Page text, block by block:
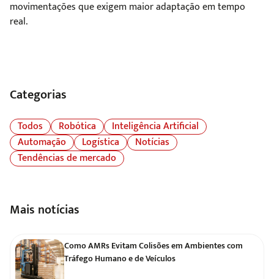
movimentações que exigem maior adaptação em tempo
real.
Categorias
Todos Robótica
Inteligência Artificial
Automação
Logística
Notícias
Tendências de mercado
Mais notícias
Como AMRs Evitam Colisões em Ambientes com
Tráfego Humano e de Veículos